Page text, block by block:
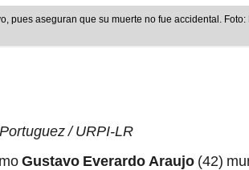
que su muerte no fue accidental. Foto: Deysi Portuguez/
/ URPI-LR
Gustavo Everardo Araujo (42)